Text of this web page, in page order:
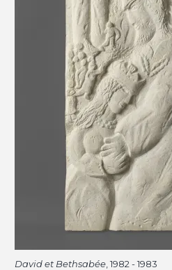
David et Bethsabée , 1982 - 1983